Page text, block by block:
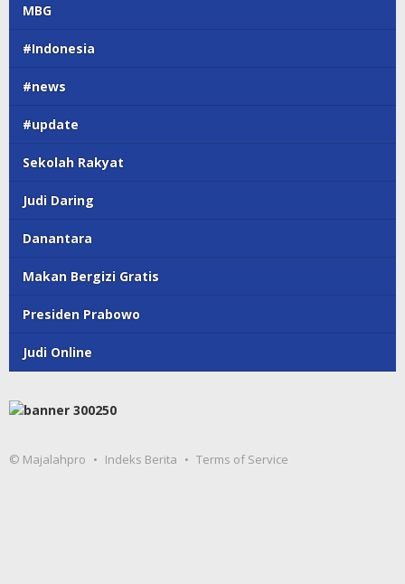
MBG
#Indonesia
#news
#update
Sekolah Rakyat
Judi Daring
Danantara
Makan Bergizi Gratis
Presiden Prabowo
Judi Online
© Majalahpro Indeks Berita Terms of Service